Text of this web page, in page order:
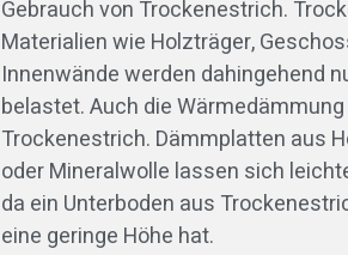
Gebrauch von Trockenestrich.
Materialien wie Holzträger,
Innenwände werden dahingehend
belastet. Auch die
Trockenestrich. Dämmplatten aus
oder Mineralwolle lassen sich
da ein Unterboden aus
eine geringe Höhe hat.